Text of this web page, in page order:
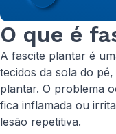
O que é
A fascite plantar é
tecidos da sola do
plantar. O problema
fica inflamada ou
lesão repetitiva.